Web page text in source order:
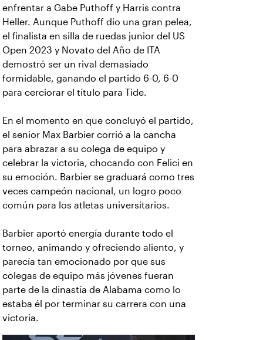
enfrentar a Gabe Puthoff y Harris contra
Heller. Aunque Puthoff dio una gran pelea,
el finalista en silla de ruedas junior del US
Open 2023 y Novato del Año de ITA
demostró ser un rival demasiado
formidable, ganando el partido 6-0, 6-0
para cerciorar el título para Tide.
En el momento en que concluyó el partido,
el senior Max Barbier corrió a la cancha
para abrazar a su colega de equipo y
celebrar la victoria, chocando con Felici en
su emoción. Barbier se graduará como tres
veces campeón nacional, un logro poco
común para los atletas universitarios.
Barbier aportó energía durante todo el
torneo, animando y ofreciendo aliento, y
parecía tan emocionado por que sus
colegas de equipo más jóvenes fueran
parte de la dinastía de Alabama como lo
estaba él por terminar su carrera con una
victoria.